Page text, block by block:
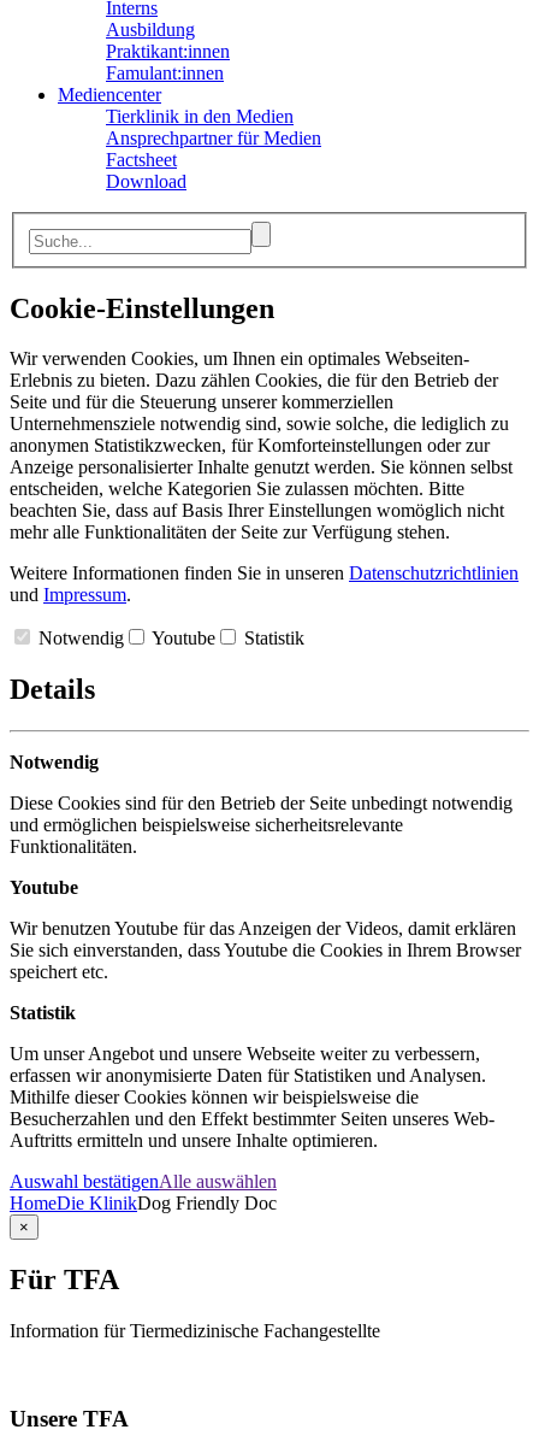
Interns
Ausbildung
Praktikant:innen
Famulant:innen
Mediencenter
Tierklinik in den Medien
Ansprechpartner für Medien
Factsheet
Download
Cookie-Einstellungen
Wir verwenden Cookies, um Ihnen ein optimales Webseiten-
Erlebnis zu bieten. Dazu zählen Cookies, die für den Betrieb der
Seite und für die Steuerung unserer kommerziellen
Unternehmensziele notwendig sind, sowie solche, die lediglich zu
anonymen Statistikzwecken, für Komforteinstellungen oder zur
Anzeige personalisierter Inhalte genutzt werden. Sie können selbst
entscheiden, welche Kategorien Sie zulassen möchten. Bitte
beachten Sie, dass auf Basis Ihrer Einstellungen womöglich nicht
mehr alle Funktionalitäten der Seite zur Verfügung stehen.
Weitere Informationen finden Sie in unseren Datenschutzrichtlinien
und Impressum.
Notwendig Youtube Statistik
Details
Notwendig
Diese Cookies sind für den Betrieb der Seite unbedingt notwendig
und ermöglichen beispielsweise sicherheitsrelevante
Funktionalitäten.
Youtube
Wir benutzen Youtube für das Anzeigen der Videos, damit erklären
Sie sich einverstanden, dass Youtube die Cookies in Ihrem Browser
speichert etc.
Statistik
Um unser Angebot und unsere Webseite weiter zu verbessern,
erfassen wir anonymisierte Daten für Statistiken und Analysen.
Mithilfe dieser Cookies können wir beispielsweise die
Besucherzahlen und den Effekt bestimmter Seiten unseres Web-
Auftritts ermitteln und unsere Inhalte optimieren.
Auswahl bestätigenAlle auswählen
HomeDie KlinikDog Friendly Doc
×
Für TFA
Information für Tiermedizinische Fachangestellte
Unsere TFA